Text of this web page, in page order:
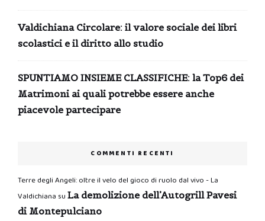
Valdichiana Circolare: il valore sociale dei libri
scolastici e il diritto allo studio
SPUNTIAMO INSIEME CLASSIFICHE: la Top6 dei
Matrimoni ai quali potrebbe essere anche
piacevole partecipare
COMMENTI RECENTI
Terre degli Angeli: oltre il velo del gioco di ruolo dal vivo - La
Valdichiana su La demolizione dell’Autogrill Pavesi
di Montepulciano